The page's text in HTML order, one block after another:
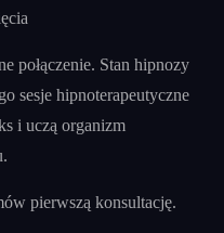
połączenie. Stan hipnozy
sesje hipnoterapeutyczne
i uczą organizm
pierwszą konsultację.